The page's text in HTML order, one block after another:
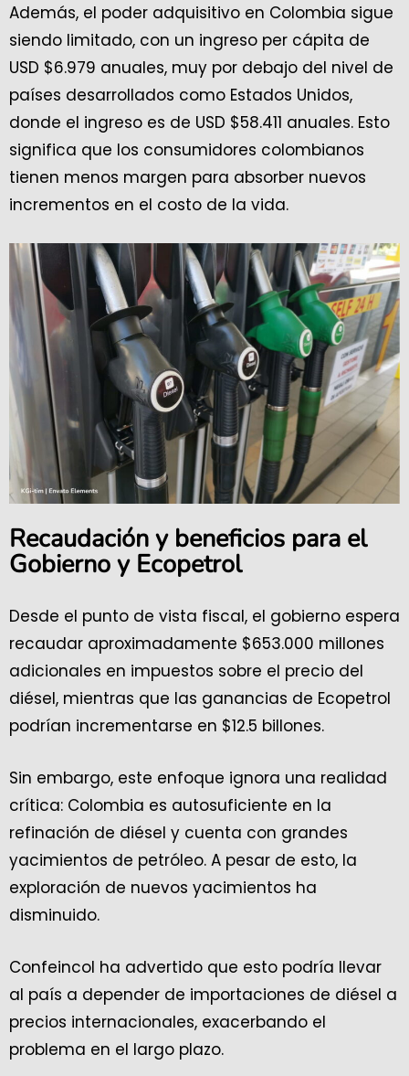
Además, el poder adquisitivo en Colombia sigue
siendo limitado, con un ingreso per cápita de
USD $6.979 anuales, muy por debajo del nivel de
países desarrollados como Estados Unidos,
donde el ingreso es de USD $58.411 anuales. Esto
significa que los consumidores colombianos
tienen menos margen para absorber nuevos
incrementos en el costo de la vida.
Recaudación y beneficios para el
Gobierno y Ecopetrol
Desde el punto de vista fiscal, el gobierno espera
recaudar aproximadamente $653.000 millones
adicionales en impuestos sobre el precio del
diésel, mientras que las ganancias de Ecopetrol
podrían incrementarse en $12.5 billones.
Sin embargo, este enfoque ignora una realidad
crítica: Colombia es autosuficiente en la
refinación de diésel y cuenta con grandes
yacimientos de petróleo. A pesar de esto, la
exploración de nuevos yacimientos ha
disminuido.
Confeincol ha advertido que esto podría llevar
al país a depender de importaciones de diésel a
precios internacionales, exacerbando el
problema en el largo plazo.